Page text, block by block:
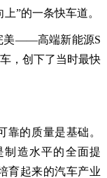
”的一条快车道。
美——高端新能源S
，创下了当时最快
靠的质量是基础。
造水平的全面提
育起来的汽车产业